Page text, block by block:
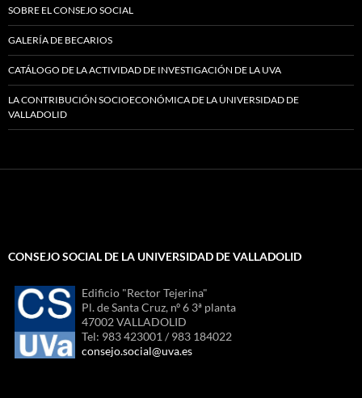
SOBRE EL CONSEJO SOCIAL
GALERÍA DE BECARIOS
CATÁLOGO DE LA ACTIVIDAD DE INVESTIGACIÓN DE LA UVA
LA CONTRIBUCIÓN SOCIOECONÓMICA DE LA UNIVERSIDAD DE
VALLADOLID
CONSEJO SOCIAL DE LA UNIVERSIDAD DE VALLADOLID
Edificio "Rector Tejerina"
Pl. de Santa Cruz, nº 6 3ª planta
47002 VALLADOLID
Tel: 983 423001 / 983 184022
consejo.social@uva.es